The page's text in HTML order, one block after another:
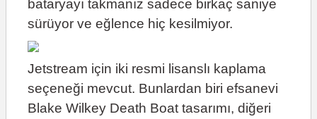
bataryayı takmanız sadece birkaç saniye
sürüyor ve eğlence hiç kesilmiyor.
Jetstream için iki resmi lisanslı kaplama
seçeneği mevcut. Bunlardan biri efsanevi
Blake Wilkey Death Boat tasarımı, diğeri